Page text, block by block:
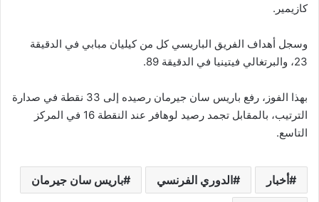
كازيمير.
وسجل أهداف الفريق الباريسي كل من كيليان مبابي في الدقيقة
23، والبرتغالي فيتينيا في الدقيقة 89.
بهذا الفوز، رفع باريس سان جيرمان رصيده إلى 33 نقطة في صدارة
الترتيب، بالمقابل تجمد رصيد لوهافر عند النقطة 16 في المركز
التاسع.
أخبار الدوري الفرنسي باريس سان جيرمان